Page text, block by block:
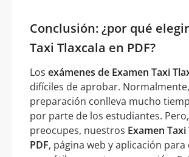
Conclusión: ¿por qué
Taxi Tlaxcala en PDF?
Los exámenes de Examen Taxi
difíciles de aprobar.
preparación conlleva mucho
por parte de los estudiantes.
preocupes, nuestros Examen
PDF, página web y aplicación